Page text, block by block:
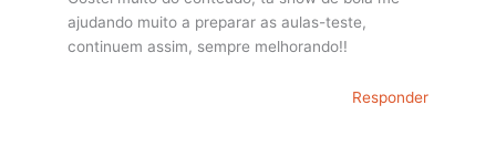
ajudando muito a preparar as aulas-teste,
continuem assim, sempre melhorando!!
Responder